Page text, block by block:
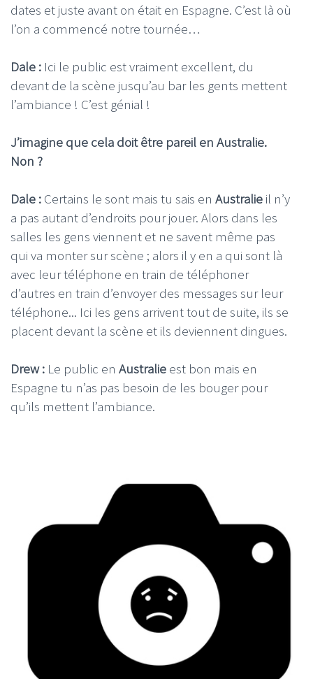
dates et juste avant on était en Espagne. C’est là où
l’on a commencé notre tournée…
Dale : Ici le public est vraiment excellent, du
devant de la scène jusqu’au bar les gents mettent
l’ambiance ! C’est génial !
J’imagine que cela doit être pareil en Australie.
Non ?
Dale : Certains le sont mais tu sais en Australie il n’y
a pas autant d’endroits pour jouer. Alors dans les
salles les gens viennent et ne savent même pas
qui va monter sur scène ; alors il y en a qui sont là
avec leur téléphone en train de téléphoner
d’autres en train d’envoyer des messages sur leur
téléphone... Ici les gens arrivent tout de suite, ils se
placent devant la scène et ils deviennent dingues.
Drew : Le public en Australie est bon mais en
Espagne tu n’as pas besoin de les bouger pour
qu’ils mettent l’ambiance.